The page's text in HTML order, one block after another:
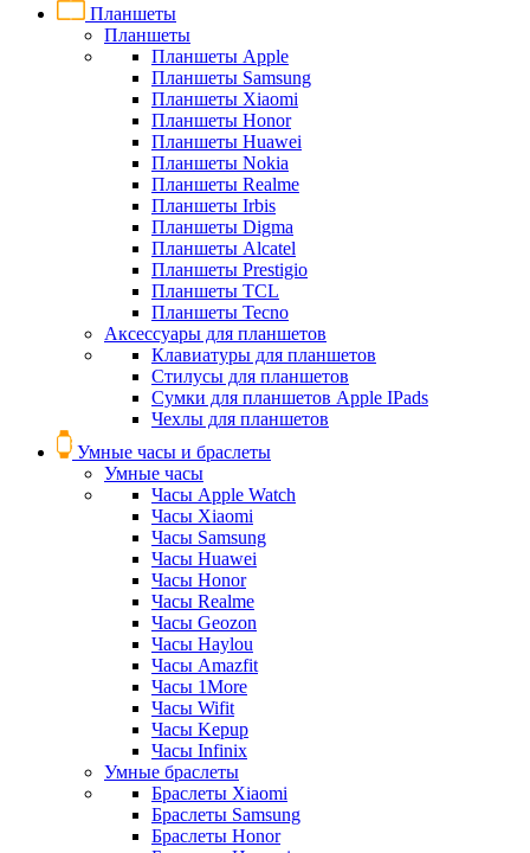
Планшеты
Планшеты
Планшеты Apple
Планшеты Samsung
Планшеты Xiaomi
Планшеты Honor
Планшеты Huawei
Планшеты Nokia
Планшеты Realme
Планшеты Irbis
Планшеты Digma
Планшеты Alcatel
Планшеты Prestigio
Планшеты TCL
Планшеты Tecno
Аксессуары для планшетов
Клавиатуры для планшетов
Стилусы для планшетов
Сумки для планшетов Apple IPads
Чехлы для планшетов
Умные часы и браслеты
Умные часы
Часы Apple Watch
Часы Xiaomi
Часы Samsung
Часы Huawei
Часы Honor
Часы Realme
Часы Geozon
Часы Haylou
Часы Amazfit
Часы 1More
Часы Wifit
Часы Kepup
Часы Infinix
Умные браслеты
Браслеты Xiaomi
Браслеты Samsung
Браслеты Honor